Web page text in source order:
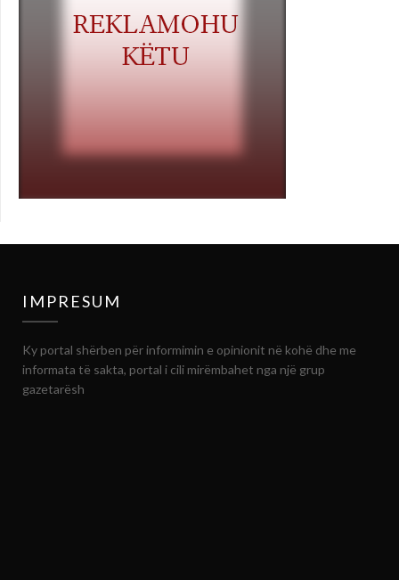
IMPRESUM
Ky portal shërben për informimin e opinionit në kohë dhe me
informata të sakta, portal i cili mirëmbahet nga një grup
gazetarësh